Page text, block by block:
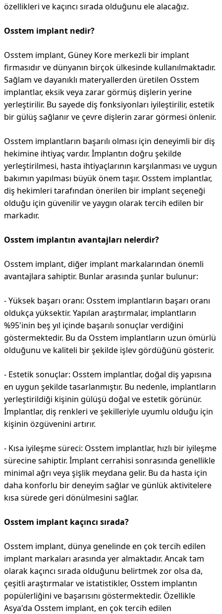
özellikleri ve kaçıncı sırada olduğunu ele alacağız.
Osstem implant nedir?
Osstem implant, Güney Kore merkezli bir implant
firmasıdır ve dünyanın birçok ülkesinde kullanılmaktadır.
Sağlam ve dayanıklı materyallerden üretilen Osstem
implantlar, eksik veya zarar görmüş dişlerin yerine
yerleştirilir. Bu sayede diş fonksiyonları iyileştirilir, estetik
bir gülüş sağlanır ve çevre dişlerin zarar görmesi önlenir.
Osstem implantların başarılı olması için deneyimli bir diş
hekimine ihtiyaç vardır. İmplantın doğru şekilde
yerleştirilmesi, hasta ihtiyaçlarının karşılanması ve uygun
bakımın yapılması büyük önem taşır. Osstem implantlar,
diş hekimleri tarafından önerilen bir implant seçeneği
olduğu için güvenilir ve yaygın olarak tercih edilen bir
markadır.
Osstem implantın avantajları nelerdir?
Osstem implant, diğer implant markalarından önemli
avantajlara sahiptir. Bunlar arasında şunlar bulunur:
- Yüksek başarı oranı: Osstem implantların başarı oranı
oldukça yüksektir. Yapılan araştırmalar, implantların
%95'inin beş yıl içinde başarılı sonuçlar verdiğini
göstermektedir. Bu da Osstem implantların uzun ömürlü
olduğunu ve kaliteli bir şekilde işlev gördüğünü gösterir.
- Estetik sonuçlar: Osstem implantlar, doğal diş yapısına
en uygun şekilde tasarlanmıştır. Bu nedenle, implantların
yerleştirildiği kişinin gülüşü doğal ve estetik görünür.
İmplantlar, diş renkleri ve şekilleriyle uyumlu olduğu için
kişinin özgüvenini artırır.
- Kısa iyileşme süreci: Osstem implantlar, hızlı bir iyileşme
sürecine sahiptir. İmplant cerrahisi sonrasında genellikle
minimal ağrı veya şişlik meydana gelir. Bu da hasta için
daha konforlu bir deneyim sağlar ve günlük aktivitelere
kısa sürede geri dönülmesini sağlar.
Osstem implant kaçıncı sırada?
Osstem implant, dünya genelinde en çok tercih edilen
implant markaları arasında yer almaktadır. Ancak tam
olarak kaçıncı sırada olduğunu belirtmek zor olsa da,
çeşitli araştırmalar ve istatistikler, Osstem implantın
popülerliğini ve başarısını göstermektedir. Özellikle
Asya'da Osstem implant, en çok tercih edilen